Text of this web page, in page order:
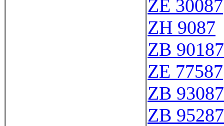
ZE 30087
ZH 9087
ZB 90187
ZE 77587
ZB 93087
ZB 95287